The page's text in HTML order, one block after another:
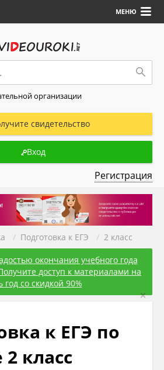
МЕНЮ
организации
свидетельство
Вход
Регистрация
/ Подготовка к ЕГЭ / 2 класс
окончания учебного года
доступ к материалами на
год со скидкой 90%
×
к ЕГЭ по
класс